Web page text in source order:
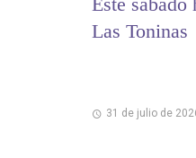
Las Toninas
31 de julio de